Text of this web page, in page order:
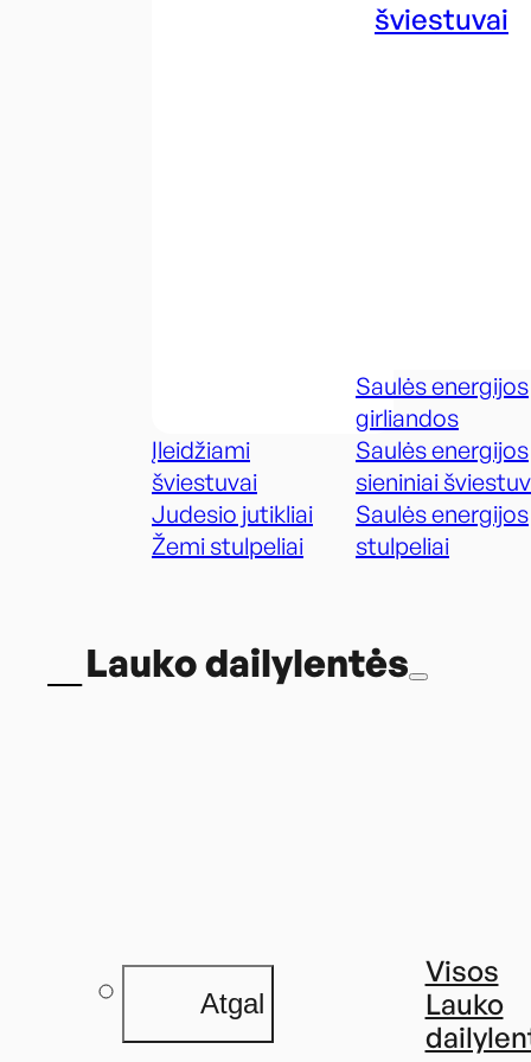
Įleidžiami
šviestuvai
Judesio jutikliai
Žemi stulpeliai
šviestuvai
Saulės energijos
girliandos
Saulės energijos
sieniniai
Saulės energijos
stulpeliai
Lauko dailylentės
Atgal
Visos
Lauko